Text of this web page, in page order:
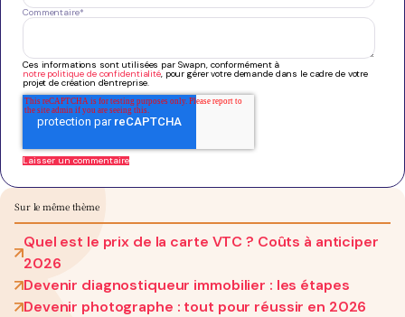
Commentaire*
Ces informations sont utilisées par Swapn, conformément à
notre politique de confidentialité, pour gérer votre demande dans le cadre de votre
projet de création d'entreprise.
Sur le même thème
Quel est le prix de la carte VTC ? Coûts à anticiper
2026
Devenir diagnostiqueur immobilier : les étapes
Devenir photographe : tout pour réussir en 2026